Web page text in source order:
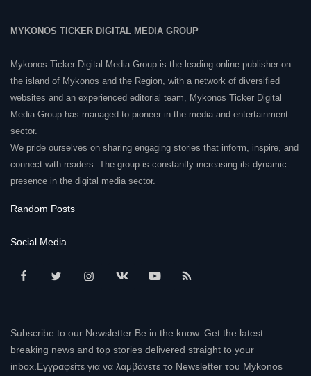
MYKONOS TICKER DIGITAL MEDIA GROUP
Mykonos Ticker Digital Media Group is the leading online publisher on
the island of Mykonos and the Region, with a network of diversified
websites and an experienced editorial team, Mykonos Ticker Digital
Media Group has managed to pioneer in the media and entertainment
sector.
We pride ourselves on sharing engaging stories that inform, inspire, and
connect with readers. The group is constantly increasing its dynamic
presence in the digital media sector.
Random Posts
Social Media
Subscribe to our Newsletter Be in the know. Get the latest
breaking news and top stories delivered straight to your
inbox.Εγγραφείτε για να λαμβάνετε το Newsletter του Mykonos